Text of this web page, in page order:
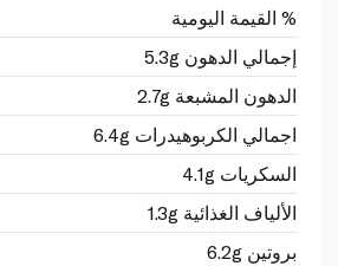
% القيمة اليومية
إجمالي الدهون 5.3g
الدهون المشبعة 2.7g
اجمالي الكربوهيدرات 6.4g
السكريات 4.1g
الألياف الغذائية 1.3g
بروتين 6.2g